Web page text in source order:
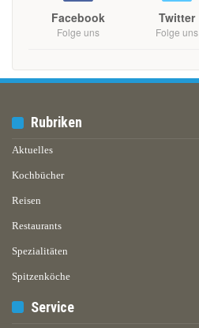
Facebook
Folge uns
Twitter
Folge uns
Rubriken
Aktuelles
Kochbücher
Reisen
Restaurants
Spezialitäten
Spitzenköche
Service